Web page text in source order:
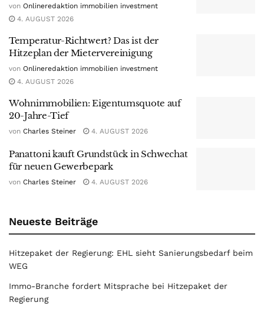
von Onlineredaktion immobilien investment
4. AUGUST 2026
Temperatur-Richtwert? Das ist der
Hitzeplan der Mietervereinigung
von Onlineredaktion immobilien investment
4. AUGUST 2026
Wohnimmobilien: Eigentumsquote auf
20-Jahre-Tief
von Charles Steiner 4. AUGUST 2026
Panattoni kauft Grundstück in Schwechat
für neuen Gewerbepark
von Charles Steiner 4. AUGUST 2026
Neueste Beiträge
Hitzepaket der Regierung: EHL sieht Sanierungsbedarf beim
WEG
Immo-Branche fordert Mitsprache bei Hitzepaket der
Regierung